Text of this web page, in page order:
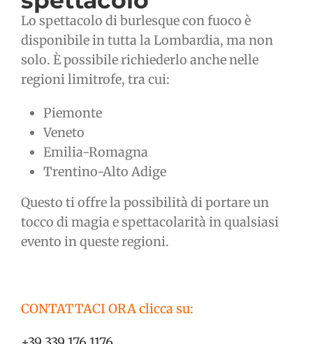
Lo spettacolo di burlesque con fuoco è
disponibile in tutta la Lombardia, ma non
solo. È possibile richiederlo anche nelle
regioni limitrofe, tra cui:
Piemonte
Veneto
Emilia-Romagna
Trentino-Alto Adige
Questo ti offre la possibilità di portare un
tocco di magia e spettacolarità in qualsiasi
evento in queste regioni.
CONTATTACI ORA clicca su: